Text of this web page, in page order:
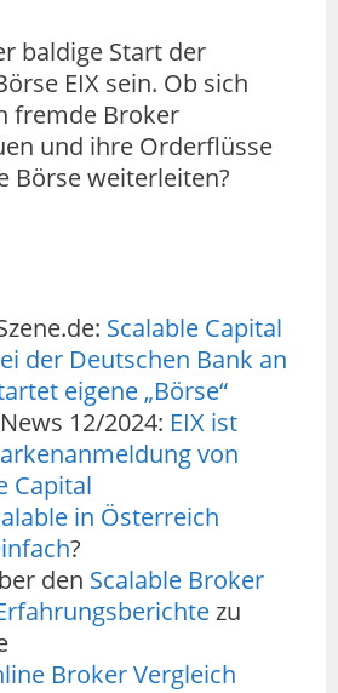
baldige Start der
EIX sein. Ob sich
fremde Broker
und ihre Orderflüsse
Börse weiterleiten?
Scalable Capital
der Deutschen Bank an
eigene „Börse“
12/2024: EIX ist
von
Capital
in Österreich
?
den Scalable Broker
zu
Broker Vergleich